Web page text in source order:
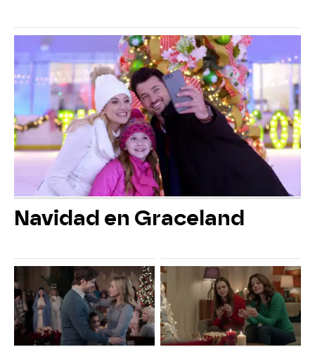
Navidad en Graceland